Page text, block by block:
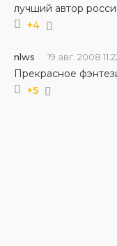
лучший автор
+4
nlws 19 авг. 2008
Прекрасное
+5